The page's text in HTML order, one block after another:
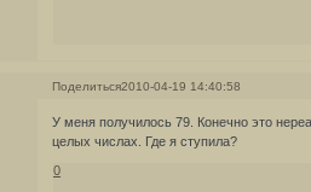
Поделиться2010-04-19 14:40:58
У меня получилось 79. Конечно это
целых числах. Где я ступила?
0